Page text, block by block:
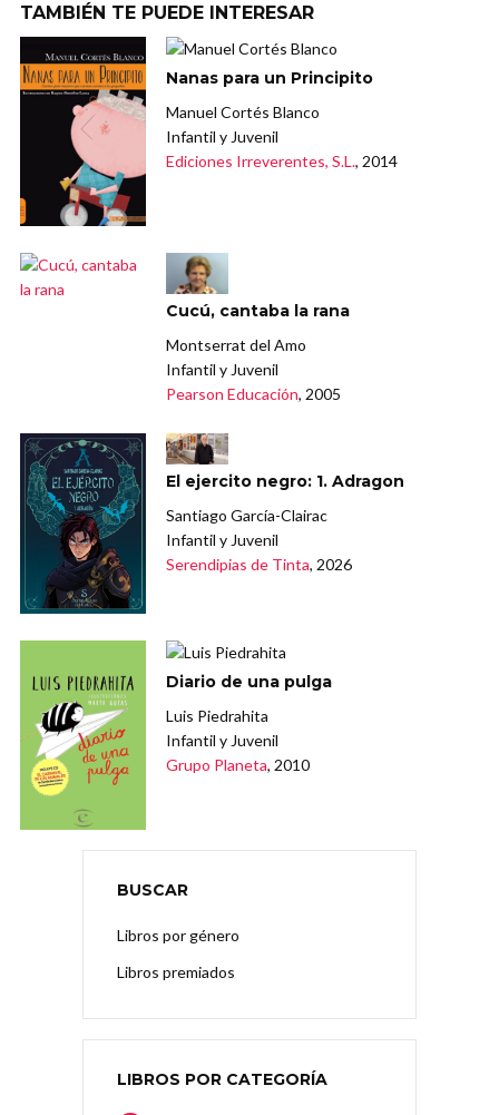
TAMBIÉN TE PUEDE INTERESAR
Nanas para un Principito
Manuel Cortés Blanco
Infantil y Juvenil
Ediciones Irreverentes, S.L., 2014
Cucú, cantaba la rana
Montserrat del Amo
Infantil y Juvenil
Pearson Educación, 2005
El ejercito negro: 1. Adragon
Santiago García-Clairac
Infantil y Juvenil
Serendipias de Tinta, 2026
Diario de una pulga
Luis Piedrahita
Infantil y Juvenil
Grupo Planeta, 2010
BUSCAR
Libros por género
Libros premiados
LIBROS POR CATEGORÍA